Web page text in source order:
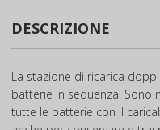
DESCRIZIONE
La stazione di ricarica
batterie in sequenza. Sono
tutte le batterie con il